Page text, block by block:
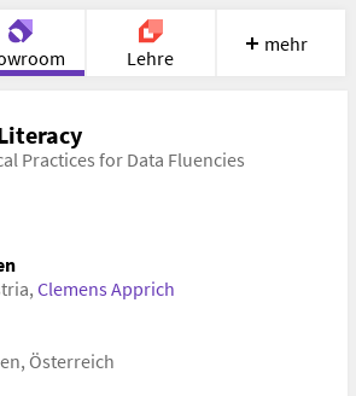
Lehre
mehr
Practices for Data Fluencies
, Clemens Apprich
Österreich